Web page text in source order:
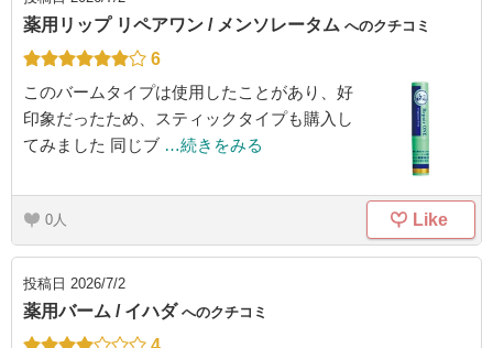
薬用リップ リペアワン / メンソレータム へのクチコミ
6
このバームタイプは使用したことがあり、好
印象だったため、スティックタイプも購入し
てみました 同じブ …続きをみる
0 Like
投稿日 2026/7/2
薬用バーム / イハダ へのクチコミ